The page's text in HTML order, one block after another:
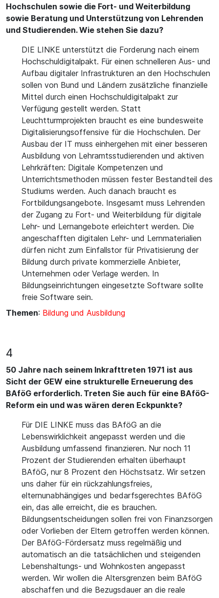
Hochschulen sowie die Fort- und Weiterbildung
sowie Beratung und Unterstützung von Lehrenden
und Studierenden. Wie stehen Sie dazu?
DIE LINKE unterstützt die Forderung nach einem
Hochschuldigitalpakt. Für einen schnelleren Aus- und
Aufbau digitaler Infrastrukturen an den Hochschulen
sollen von Bund und Ländern zusätzliche finanzielle
Mittel durch einen Hochschuldigitalpakt zur
Verfügung gestellt werden. Statt
Leuchtturmprojekten braucht es eine bundesweite
Digitalisierungsoffensive für die Hochschulen. Der
Ausbau der IT muss einhergehen mit einer besseren
Ausbildung von Lehramtsstudierenden und aktiven
Lehrkräften: Digitale Kompetenzen und
Unterrichtsmethoden müssen fester Bestandteil des
Studiums werden. Auch danach braucht es
Fortbildungsangebote. Insgesamt muss Lehrenden
der Zugang zu Fort- und Weiterbildung für digitale
Lehr- und Lernangebote erleichtert werden. Die
angeschafften digitalen Lehr- und Lernmaterialien
dürfen nicht zum Einfallstor für Privatisierung der
Bildung durch private kommerzielle Anbieter,
Unternehmen oder Verlage werden. In
Bildungseinrichtungen eingesetzte Software sollte
freie Software sein.
Themen: Bildung und Ausbildung
4
50 Jahre nach seinem Inkrafttreten 1971 ist aus
Sicht der GEW eine strukturelle Erneuerung des
BAföG erforderlich. Treten Sie auch für eine BAföG-
Reform ein und was wären deren Eckpunkte?
Für DIE LINKE muss das BAföG an die
Lebenswirklichkeit angepasst werden und die
Ausbildung umfassend finanzieren. Nur noch 11
Prozent der Studierenden erhalten überhaupt
BAföG, nur 8 Prozent den Höchstsatz. Wir setzen
uns daher für ein rückzahlungsfreies,
elternunabhängiges und bedarfsgerechtes BAföG
ein, das alle erreicht, die es brauchen.
Bildungsentscheidungen sollen frei von Finanzsorgen
oder Vorlieben der Eltern getroffen werden können.
Der BAföG-Fördersatz muss regelmäßig und
automatisch an die tatsächlichen und steigenden
Lebenshaltungs- und Wohnkosten angepasst
werden. Wir wollen die Altersgrenzen beim BAföG
abschaffen und die Bezugsdauer an die reale